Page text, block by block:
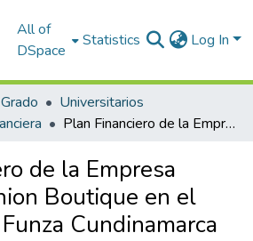
All of
DSpace
Statistics Log In
Universitarios
Plan Financiero de la Empresa Ángeles Fashion Boutique en el municipio de Funza Cundinamarca
de la Empresa
Boutique en el
Cundinamarca